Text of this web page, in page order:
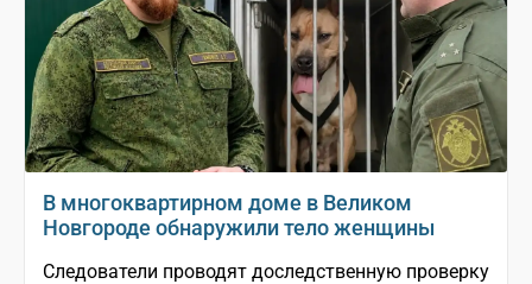
В многоквартирном доме в Великом
Новгороде обнаружили тело женщины
Следователи проводят доследственную проверку